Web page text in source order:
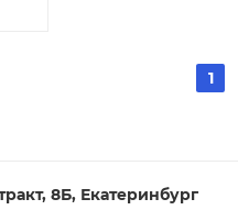
1
8Б, Екатеринбург